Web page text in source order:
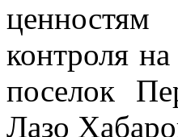
контроля
поселок
Лазо